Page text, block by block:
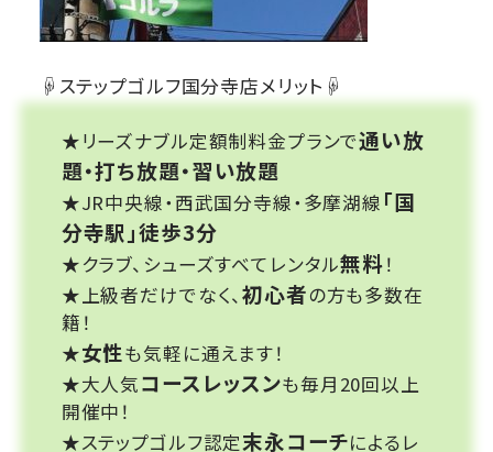
☟ステップゴルフ国分寺店メリット☟
★リーズナブル定額制料金プランで通い放
題・打ち放題・習い放題
★JR中央線・西武国分寺線・多摩湖線 「国
分寺駅」徒歩3分
★クラブ、シューズすべてレンタル無料！
★上級者だけでなく、初心者の方も多数在
籍！
★女性も気軽に通えます！
★大人気コースレッスンも毎月20回以上
開催中！
★ステップゴルフ認定末永コーチによるレ